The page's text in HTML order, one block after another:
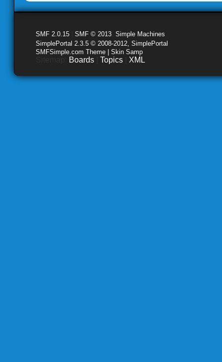
SMF 2.0.15 SMF © 2013 Simple Machines
SimplePortal 2.3.5 © 2008-2012, SimplePortal
SMFSimple.com Theme | Skin Samp
Boards Topics XML